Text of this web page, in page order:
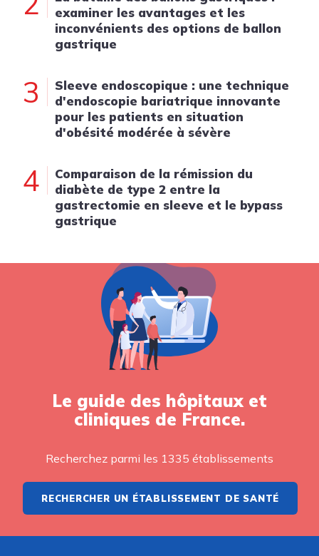
examiner les avantages et les
inconvénients des options de ballon
gastrique
3
Sleeve endoscopique : une technique
d'endoscopie bariatrique innovante
pour les patients en situation
d'obésité modérée à sévère
4
Comparaison de la rémission du
diabète de type 2 entre la
gastrectomie en sleeve et le bypass
gastrique
Le guide des hôpitaux et
cliniques de France.
Recherchez parmi les 1335 établissements
RECHERCHER UN ÉTABLISSEMENT DE SANTÉ